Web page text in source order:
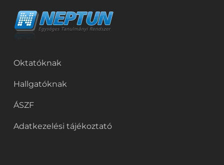
Oktatóknak
Hallgatóknak
ÁSZF
Adatkezelési tájékoztató